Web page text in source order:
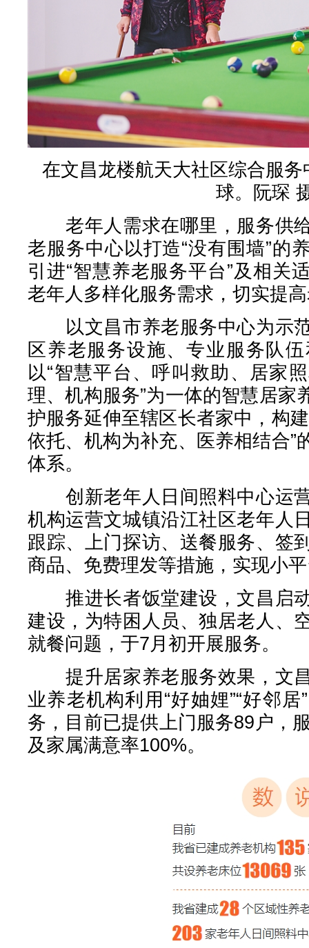
在文昌龙楼航天大社区综合服
球。阮琛
老年人需求在哪里，服务供
老服务中心以打造“没有围墙”的
引进“智慧养老服务平台”及相关
老年人多样化服务需求，切实提
以文昌市养老服务中心为示
区养老服务设施、专业服务队
以“智慧平台、呼叫救助、居家
理、机构服务”为一体的智慧居家
护服务延伸至辖区长者家中，构
依托、机构为补充、医养相结合”
体系。
创新老年人日间照料中心运
机构运营文城镇沿江社区老年人
跟踪、上门探访、送餐服务、签
商品、免费理发等措施，实现小
推进长者饭堂建设，文昌启
建设，为特困人员、独居老人、
就餐问题，于7月初开展服务。
提升居家养老服务效果，文
业养老机构利用“好妯娌”“好邻
务，目前已提供上门服务89户，
及家属满意率100%。